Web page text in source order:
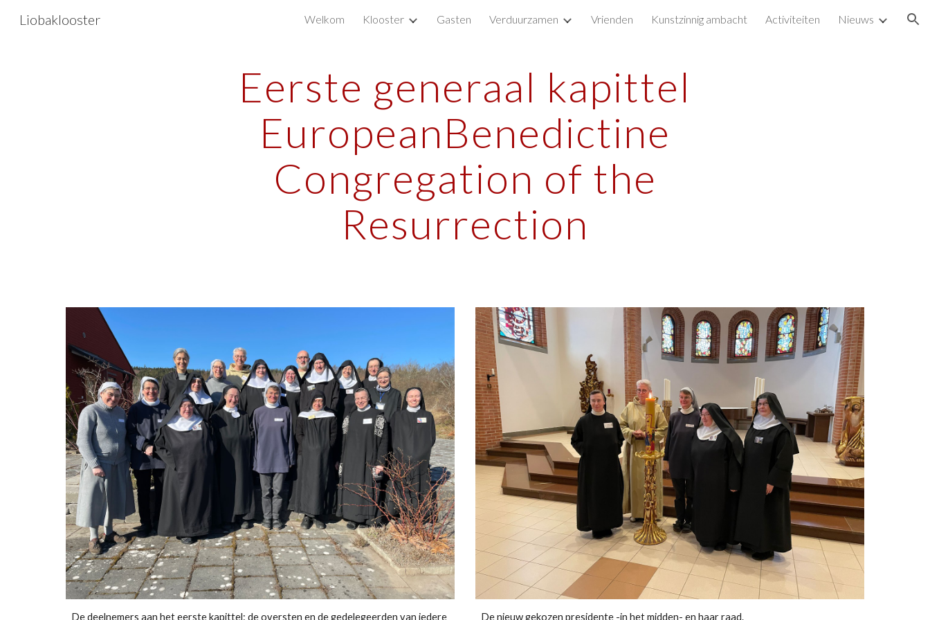
Skip to main content Skip to navigation
Liobaklooster Welkom Klooster Gasten Verduurzamen Vrienden Kunstzinnig ambacht Activiteiten Nieuws
Eerste generaal kapittel
EuropeanBenedictine
Congregation of the
Resurrection
De deelnemers aan het eerste kapittel: de oversten en de gedelegeerden van iedere De nieuw gekozen presidente -in het midden- en haar raad.